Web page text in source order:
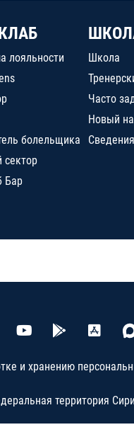
лояльности
болельщика
Бар
Школа
Часто
Новый
и хранению
территория